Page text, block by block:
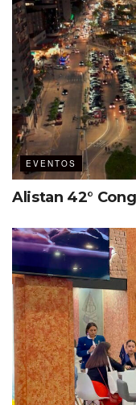
Universidad de Jaén
organizadora de
motriz, supo
una industria que,
plena: desde las
antideslizantes, de
del lenguaje de señas.
Pronto se darán a
EVENTOS
Alistan 42°